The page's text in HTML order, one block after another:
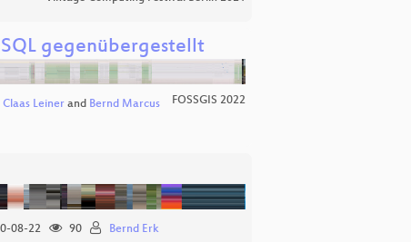
gegenübergestellt
Claas Leinerand Bernd Marcus FOSSGIS 2022
08-22 90
Bernd Erk